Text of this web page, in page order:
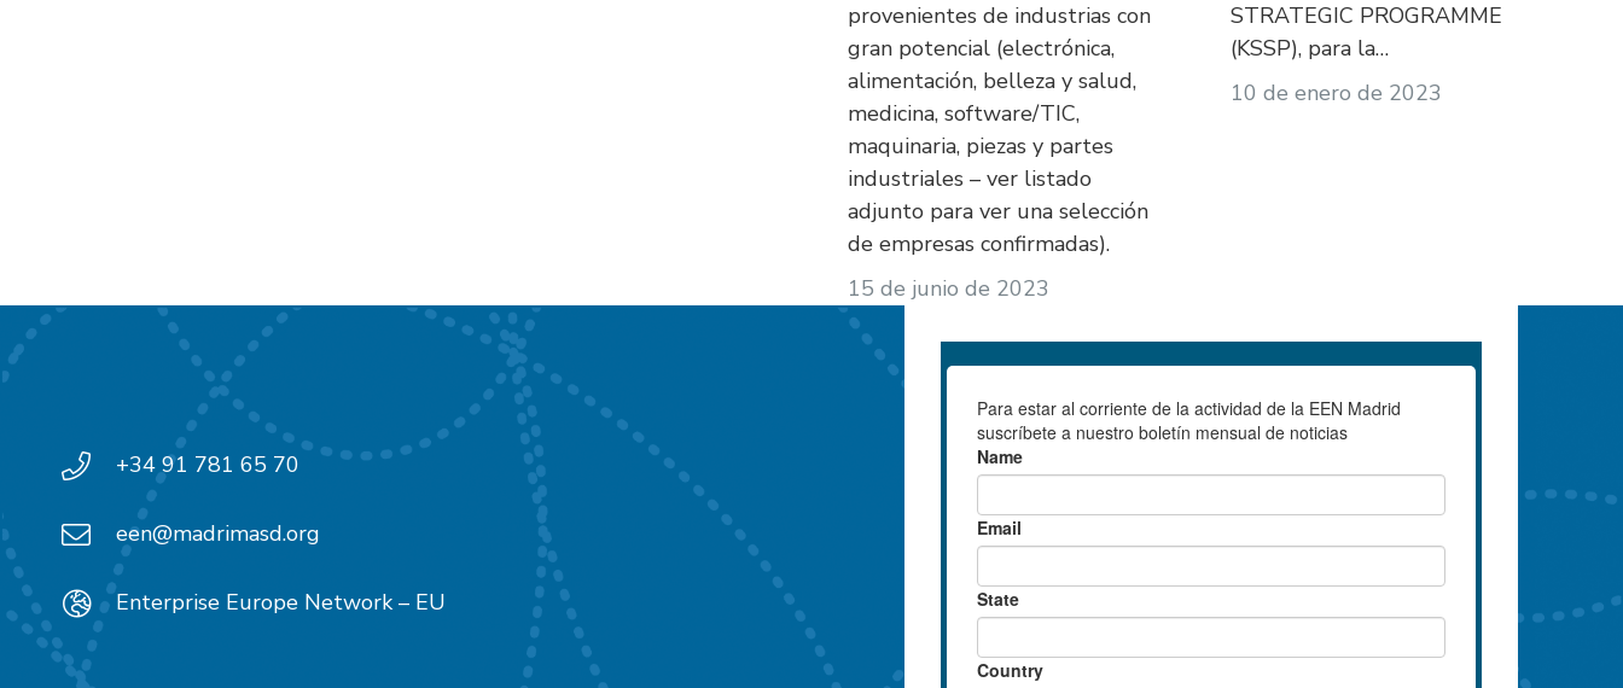
provenientes de industrias con
gran potencial (electrónica,
alimentación, belleza y salud,
medicina, software/TIC,
maquinaria, piezas y partes
industriales – ver listado
adjunto para ver una selección
de empresas confirmadas).
15 de junio de 2023
STRATEGIC PROGRAMME
(KSSP), para la…
10 de enero de 2023
+34 91 781 65 70
een@madrimasd.org
Enterprise Europe Network – EU